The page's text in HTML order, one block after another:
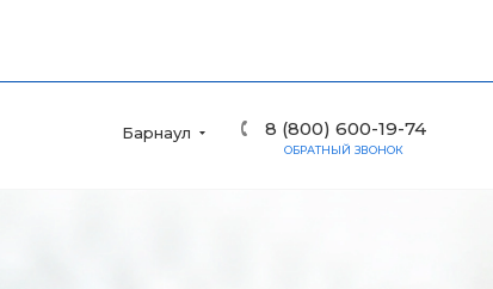
Барнаул 8 (800) 600-19-74
ОБРАТНЫЙ ЗВОНОК